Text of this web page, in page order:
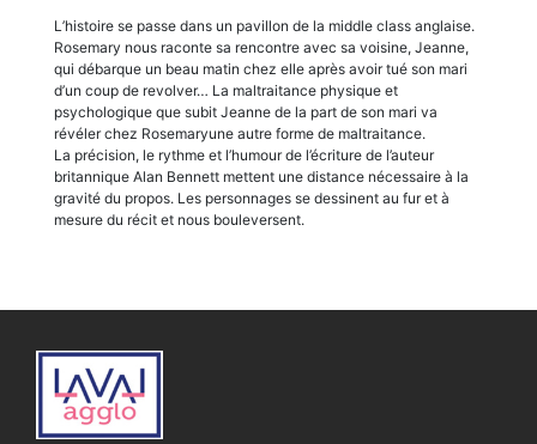
L’histoire se passe dans un pavillon de la middle class anglaise.
Rosemary nous raconte sa rencontre avec sa voisine, Jeanne,
qui débarque un beau matin chez elle après avoir tué son mari
d’un coup de revolver… La maltraitance physique et
psychologique que subit Jeanne de la part de son mari va
révéler chez Rosemaryune autre forme de maltraitance.
La précision, le rythme et l’humour de l’écriture de l’auteur
britannique Alan Bennett mettent une distance nécessaire à la
gravité du propos. Les personnages se dessinent au fur et à
mesure du récit et nous bouleversent.